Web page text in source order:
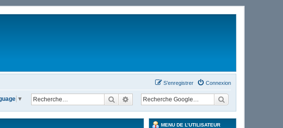
Connexion
S’enregistrer
RechercherRecherche avancée
▼
MENU DE L’UTILISATEUR